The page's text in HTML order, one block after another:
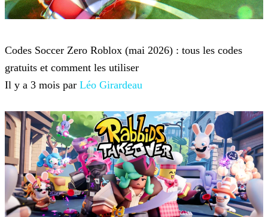
Codes Soccer Zero Roblox (mai 2026) : tous les codes
gratuits et comment les utiliser
Il y a 3 mois par Léo Girardeau